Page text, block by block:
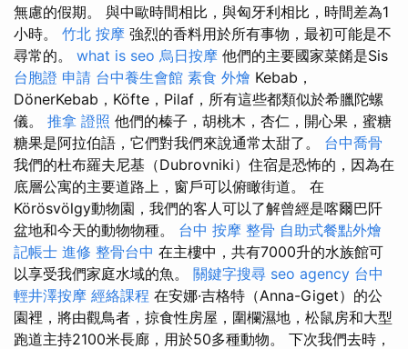
無慮的假期。 與中歐時間相比，與匈牙利相比，時間差為1
小時。 竹北 按摩 強烈的香料用於所有事物，最初可能是不
尋常的。 what is seo 烏日按摩 他們的主要國家菜餚是Sis
台胞證 申請 台中養生會館 素食 外燴 Kebab，
DönerKebab，Köfte，Pilaf，所有這些都類似於希臘陀螺
儀。 推拿 證照 他們的榛子，胡桃木，杏仁，開心果，蜜糖
糖果是阿拉伯語，它們對我們來說通常太甜了。 台中喬骨
我們的杜布羅夫尼基（Dubrovniki）住宿是恐怖的，因為在
底層公寓的主要道路上，窗戶可以俯瞰街道。 在
Körösvölgy動物園，我們的客人可以了解曾經是喀爾巴阡
盆地和今天的動物物種。 台中 按摩 整骨 自助式餐點外燴
記帳士 進修 整骨台中 在主樓中，共有7000升的水族館可
以享受我們家庭水域的魚。 關鍵字搜尋 seo agency 台中
輕井澤按摩 經絡課程 在安娜·吉格特（Anna-Giget）的公
園裡，將由觀鳥者，掠食性房屋，圍欄濕地，松鼠房和大型
跑道主持2100米長廊，用於50多種動物。 下次我們去時，